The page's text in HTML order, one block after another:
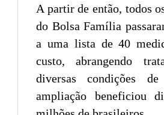
A partir de então, todos
do Bolsa Família
a uma lista de 40
custo, abrangendo
diversas condições de
ampliação beneficiou